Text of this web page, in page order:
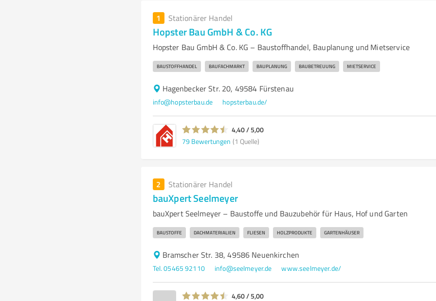
1 Stationärer Handel
Hopster Bau GmbH & Co. KG
Hopster Bau GmbH & Co. KG – Baustoffhandel, Bauplanung und Mietservice
BAUSTOFFHANDEL BAUFACHMARKT BAUPLANUNG BAUBETREUUNG MIETSERVICE
Hagenbecker Str. 20, 49584 Fürstenau
info@hopsterbau.de hopsterbau.de/
4,40 / 5,00
79 Bewertungen (1 Quelle)
2 Stationärer Handel
bauXpert Seelmeyer
bauXpert Seelmeyer – Baustoffe und Bauzubehör für Haus, Hof und Garten
BAUSTOFFE DACHMATERIALIEN FLIESEN HOLZPRODUKTE GARTENHÄUSER
Bramscher Str. 38, 49586 Neuenkirchen
Tel. 05465 92110 info@seelmeyer.de www.seelmeyer.de/
4,60 / 5,00